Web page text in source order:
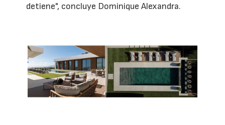
detiene", concluye Dominique Alexandra.